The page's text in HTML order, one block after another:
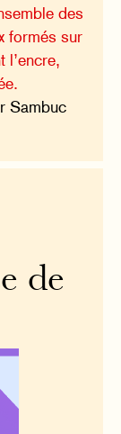
des
formés sur
l’encre,
Sambuc
de